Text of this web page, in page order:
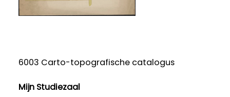
6003 Carto-topografische catalogus
Mijn Studiezaal